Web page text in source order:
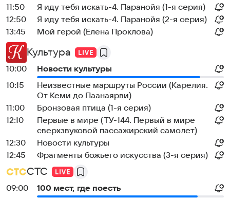
11:50
Я иду тебя искать-4. Паранойя (1-я серия)
12:50
Я иду тебя искать-4. Паранойя (2-я серия)
13:45
Мой герой (Елена Проклова)
Культура
10:00
Новости культуры
10:15
Неизвестные маршруты России (Карелия.
От Кеми до Паанаярви)
11:00
Бронзовая птица (1-я серия)
12:10
Первые в мире (ТУ-144. Первый в мире
сверхзвуковой пассажирский самолет)
12:30
Новости культуры
12:45
Фрагменты божьего искусства (3-я серия)
СТС
09:00
100 мест, где поесть